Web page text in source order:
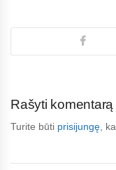
Rašyti komentarą
Turite būti prisijungę ,